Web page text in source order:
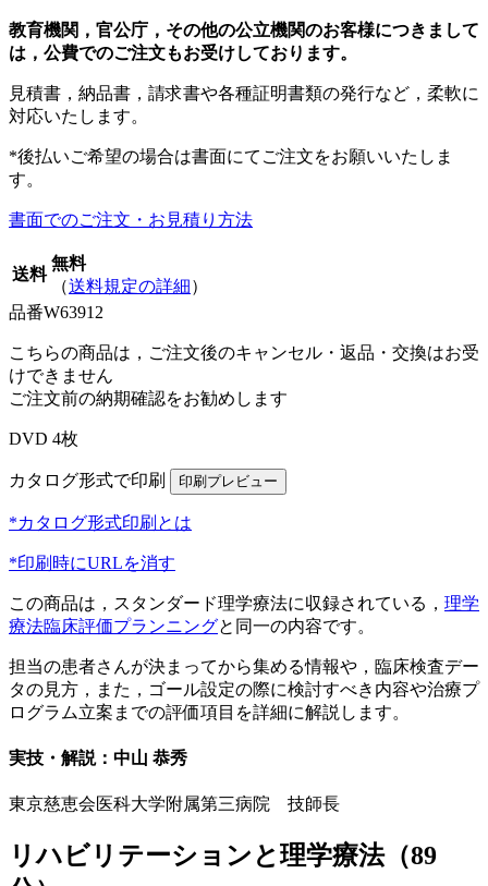
教育機関，官公庁，その他の公立機関のお客様につきまして
は，公費でのご注文もお受けしております。
見積書，納品書，請求書や各種証明書類の発行など，柔軟に
対応いたします。
*後払いご希望の場合は書面にてご注文をお願いいたしま
す。
書面でのご注文・お見積り方法
送料
無料
（送料規定の詳細）
品番W63912
こちらの商品は，ご注文後のキャンセル・返品・交換はお受
けできません
ご注文前の納期確認をお勧めします
DVD 4枚
カタログ形式で印刷
*カタログ形式印刷とは
*印刷時にURLを消す
この商品は，スタンダード理学療法に収録されている， 理学
療法臨床評価プランニングと同一の内容です。
担当の患者さんが決まってから集める情報や，臨床検査デー
タの見方，また，ゴール設定の際に検討すべき内容や治療プ
ログラム立案までの評価項目を詳細に解説します。
実技・解説：中山 恭秀
東京慈恵会医科大学附属第三病院 技師長
リハビリテーションと理学療法（89